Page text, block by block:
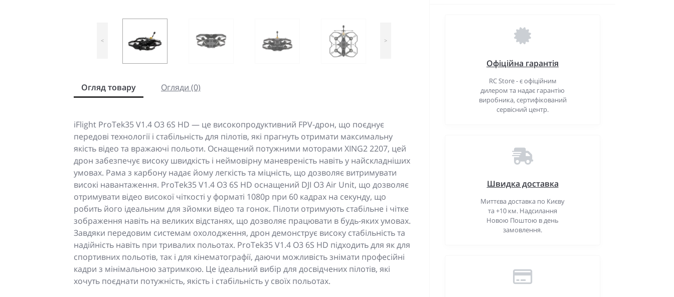
< >
Огляд товару Огляди (0)
iFlight ProTek35 V1.4 O3 6S HD — це високопродуктивний FPV-дрон, що поєднує
передові технології і стабільність для пілотів, які прагнуть отримати максимальну
якість відео та вражаючі польоти. Оснащений потужними моторами XING2 2207, цей
дрон забезпечує високу швидкість і неймовірну маневреність навіть у найскладніших
умовах. Рама з карбону надає йому легкість та міцність, що дозволяє витримувати
високі навантаження. ProTek35 V1.4 O3 6S HD оснащений DJI O3 Air Unit, що дозволяє
отримувати відео високої чіткості у форматі 1080p при 60 кадрах на секунду, що
робить його ідеальним для зйомки відео та гонок. Пілоти отримують стабільне і чітке
зображення навіть на великих відстанях, що дозволяє працювати в будь-яких умовах.
Завдяки передовим системам охолодження, дрон демонструє високу стабільність та
надійність навіть при тривалих польотах. ProTek35 V1.4 O3 6S HD підходить для як для
спортивних польотів, так і для кінематографії, даючи можливість знімати професійні
кадри з мінімальною затримкою. Це ідеальний вибір для досвідчених пілотів, які
хочуть поєднати потужність, якість і стабільність у своїх польотах.
Офіційна гарантія
RC Store - є офіційним
дилером та надає гарантію
виробника, сертифікований
сервісний центр.
Швидка доставка
Миттєва доставка по Києву
та +10 км. Надсилання
Новою Поштою в день
замовлення.